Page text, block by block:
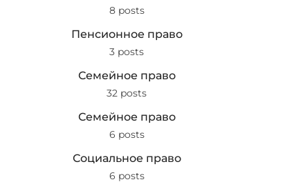
8 posts
Пенсионное право
3 posts
Семейное право
32 posts
Семейное право
6 posts
Социальное право
6 posts